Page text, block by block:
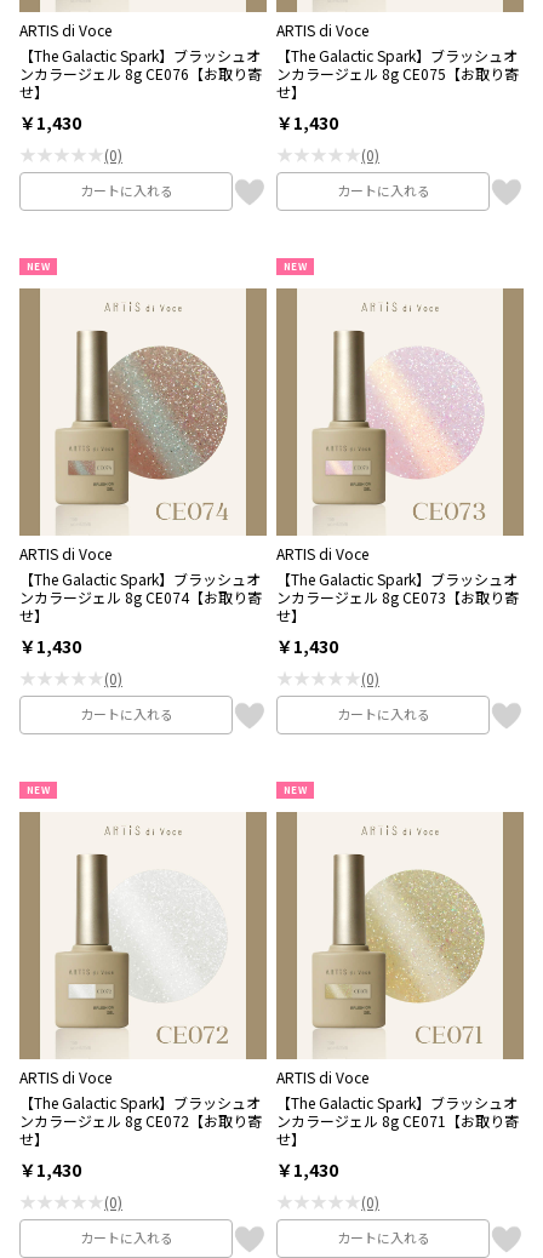
ARTIS di Voce
【The Galactic Spark】ブラッシュオ
ンカラージェル 8g CE076【お取り寄
せ】
￥1,430
★★★★★(0)
カートに入れる
ARTIS di Voce
【The Galactic Spark】ブラッシュオ
ンカラージェル 8g CE075【お取り寄
せ】
￥1,430
★★★★★(0)
カートに入れる
NEW
ARTIS di Voce
【The Galactic Spark】ブラッシュオ
ンカラージェル 8g CE074【お取り寄
せ】
￥1,430
★★★★★(0)
カートに入れる
NEW
ARTIS di Voce
【The Galactic Spark】ブラッシュオ
ンカラージェル 8g CE073【お取り寄
せ】
￥1,430
★★★★★(0)
カートに入れる
NEW
ARTIS di Voce
【The Galactic Spark】ブラッシュオ
ンカラージェル 8g CE072【お取り寄
せ】
￥1,430
★★★★★(0)
カートに入れる
NEW
ARTIS di Voce
【The Galactic Spark】ブラッシュオ
ンカラージェル 8g CE071【お取り寄
せ】
￥1,430
★★★★★(0)
カートに入れる